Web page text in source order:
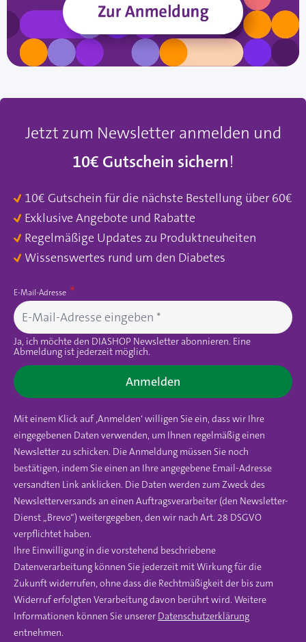
Jetzt zum Newsletter anmelden und
10€ Gutschein sichern!
10€ Gutschein für die nächste Bestellung über 60€
Exklusive Angebote und Rabatte
Regelmäßige Updates zu Produktneuheiten
Wissenswertes rund um den Diabetes
E-Mail-Adresse
Ja, ich möchte den DIASHOP Newsletter abonnieren. Eine
Abmeldung ist jederzeit möglich.
Anmelden
Mit einem Klick auf ‚Anmelden‘ willigen Sie ein, dass wir Ihre
eingegebenen Daten verwenden, um Ihnen regelmäßig einen
Newsletter zu schicken. Die Anmeldung müssen Sie noch
bestätigen, indem Sie einen an Ihre angegebene Email-Adresse
versandten Link anklicken. Die Daten werden zum Zweck des
Newsletterversands an einen Auftragsverarbeiter (den Newsletter-
Dienst „Brevo“) weitergegeben, den wir nach Art. 28 DSGVO
verpflichtet haben.
Ihre Einwilligung in die vorstehend beschriebene
Datenverarbeitung können Sie jederzeit mit Wirkung für die
Zukunft widerrufen, ohne dass die Rechtmäßigkeit der bis zum
Widerruf erfolgten Verarbeitung davon berührt wird. Weitere
Informationen können Sie unserer Datenschutzerklärung
entnehmen.